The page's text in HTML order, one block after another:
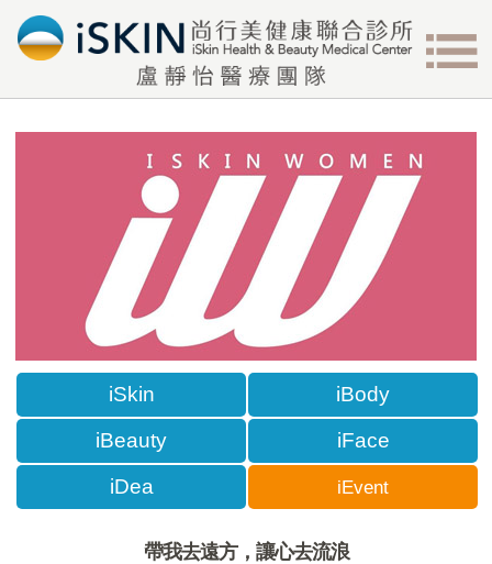
iSkin
iBeauty
iDea
iBody
iFace
iEvent
帶我去遠方，讓心去流浪